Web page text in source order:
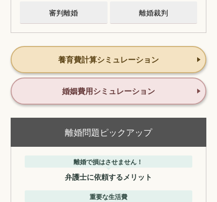
審判離婚 離婚裁判
養育費計算シミュレーション
婚姻費用シミュレーション
離婚問題ピックアップ
離婚で損はさせません！
弁護士に依頼するメリット
重要な生活費